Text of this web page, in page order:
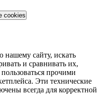
cookies
нашему сайту, искать
и сравнивать их,
прочими
Эти технические
всегда для корректной